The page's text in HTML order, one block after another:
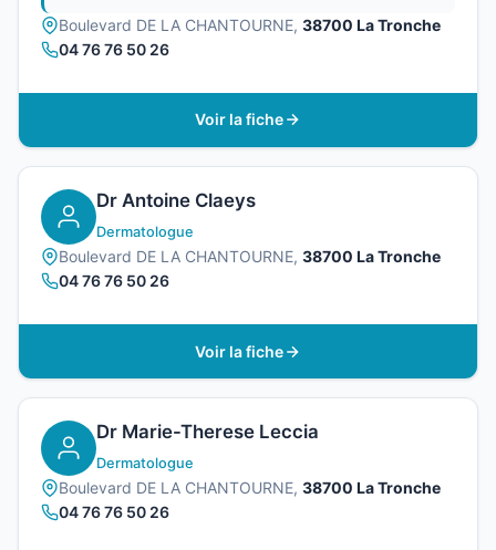
Boulevard DE LA CHANTOURNE, 38700 La Tronche
04 76 76 50 26
Voir la fiche
Dr Antoine Claeys
Dermatologue
Boulevard DE LA CHANTOURNE, 38700 La Tronche
04 76 76 50 26
Voir la fiche
Dr Marie-Therese Leccia
Dermatologue
Boulevard DE LA CHANTOURNE, 38700 La Tronche
04 76 76 50 26